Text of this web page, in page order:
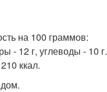
на 100 граммов:
- 12 г, углеводы - 10 г.
ккал.